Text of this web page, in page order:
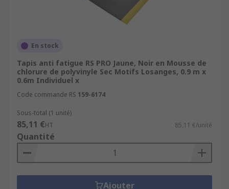
En stock
Tapis anti fatigue RS PRO Jaune, Noir en Mousse de
chlorure de polyvinyle Sec Motifs Losanges, 0.9 m x
0.6m Individuel x
Code commande RS 159-6174
Sous-total (1 unité)
85,11 €HT 85,11 €/unité
Quantité
Ajouter